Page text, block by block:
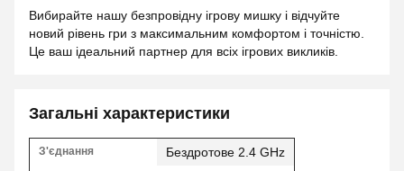
Вибирайте нашу безпровідну ігрову мишку і відчуйте
новий рівень гри з максимальним комфортом і точністю.
Це ваш ідеальний партнер для всіх ігрових викликів.
Загальні характеристики
З'єднання Бездротове 2.4 GHz